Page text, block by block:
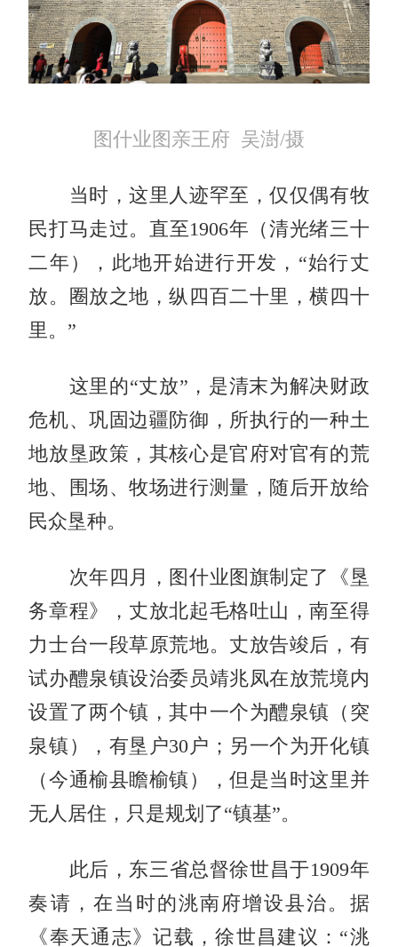
图什业图亲王府 吴澍/摄
当时，这里人迹罕至，仅仅偶有牧
民打马走过。直至1906年（清光绪三十
二年），此地开始进行开发，“始行丈
放。圈放之地，纵四百二十里，横四十
里。”
这里的“丈放”，是清末为解决财政
危机、巩固边疆防御，所执行的一种土
地放垦政策，其核心是官府对官有的荒
地、围场、牧场进行测量，随后开放给
民众垦种。
次年四月，图什业图旗制定了《垦
务章程》，丈放北起毛格吐山，南至得
力士台一段草原荒地。丈放告竣后，有
试办醴泉镇设治委员靖兆凤在放荒境内
设置了两个镇，其中一个为醴泉镇（突
泉镇），有垦户30户；另一个为开化镇
（今通榆县瞻榆镇），但是当时这里并
无人居住，只是规划了“镇基”。
此后，东三省总督徐世昌于1909年
奏请，在当时的洮南府增设县治。据
《奉天通志》记载，徐世昌建议：“洮